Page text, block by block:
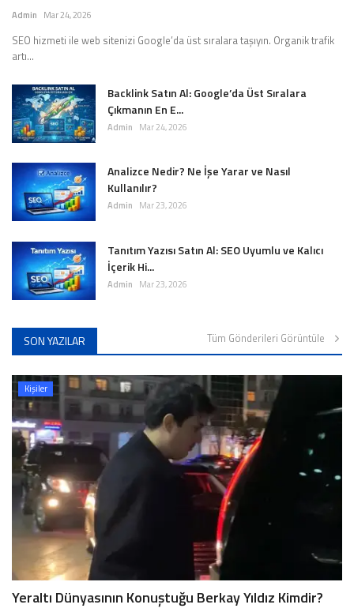
Admin Mar 24, 2026
SEO hizmeti ile web sitenizi Google’da üst sıralara taşıyın. Organik trafik
artı...
Backlink Satın Al: Google’da Üst Sıralara
Çıkmanın En E...
Admin Mar 24, 2026
Analizce Nedir? Ne İşe Yarar ve Nasıl
Kullanılır?
Admin Mar 23, 2026
Tanıtım Yazısı Satın Al: SEO Uyumlu ve Kalıcı
İçerik Hi...
Admin Mar 23, 2026
SON YAZILAR Tüm Gönderileri Görüntüle
Kişiler
Yeraltı Dünyasının Konuştuğu Berkay Yıldız Kimdir?